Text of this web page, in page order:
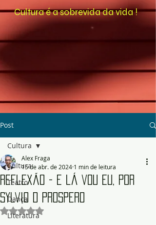
Cultura é a sobrevida da vida !
Post
Cultura
Teatro
Dança
Literatura
Cultura
Reflexão - E lá vou eu, por
Sylvio D Prospero
Alex Fraga
15 de abr. de 2024 1 min de leitura
Avaliado com NaN de 5 estrelas.